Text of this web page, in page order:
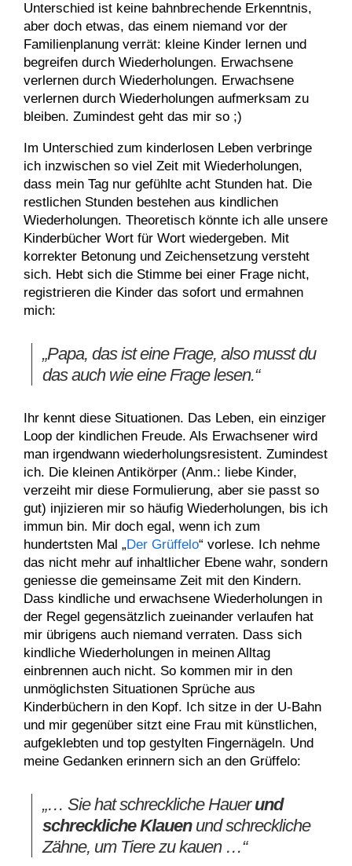
Unterschied ist keine bahnbrechende Erkenntnis,
aber doch etwas, das einem niemand vor der
Familienplanung verrät: kleine Kinder lernen und
begreifen durch Wiederholungen. Erwachsene
verlernen durch Wiederholungen. Erwachsene
verlernen durch Wiederholungen aufmerksam zu
bleiben. Zumindest geht das mir so ;)
Im Unterschied zum kinderlosen Leben verbringe
ich inzwischen so viel Zeit mit Wiederholungen,
dass mein Tag nur gefühlte acht Stunden hat. Die
restlichen Stunden bestehen aus kindlichen
Wiederholungen. Theoretisch könnte ich alle unsere
Kinderbücher Wort für Wort wiedergeben. Mit
korrekter Betonung und Zeichensetzung versteht
sich. Hebt sich die Stimme bei einer Frage nicht,
registrieren die Kinder das sofort und ermahnen
mich:
„Papa, das ist eine Frage, also musst du
das auch wie eine Frage lesen.“
Ihr kennt diese Situationen. Das Leben, ein einziger
Loop der kindlichen Freude. Als Erwachsener wird
man irgendwann wiederholungsresistent. Zumindest
ich. Die kleinen Antikörper (Anm.: liebe Kinder,
verzeiht mir diese Formulierung, aber sie passt so
gut) injizieren mir so häufig Wiederholungen, bis ich
immun bin. Mir doch egal, wenn ich zum
hundertsten Mal „Der Grüffelo“ vorlese. Ich nehme
das nicht mehr auf inhaltlicher Ebene wahr, sondern
geniesse die gemeinsame Zeit mit den Kindern.
Dass kindliche und erwachsene Wiederholungen in
der Regel gegensätzlich zueinander verlaufen hat
mir übrigens auch niemand verraten. Dass sich
kindliche Wiederholungen in meinen Alltag
einbrennen auch nicht. So kommen mir in den
unmöglichsten Situationen Sprüche aus
Kinderbüchern in den Kopf. Ich sitze in der U-Bahn
und mir gegenüber sitzt eine Frau mit künstlichen,
aufgeklebten und top gestylten Fingernägeln. Und
meine Gedanken erinnern sich an den Grüffelo:
„… Sie hat schreckliche Hauerund
schreckliche Klauenund schreckliche
Zähne, um Tiere zu kauen …“